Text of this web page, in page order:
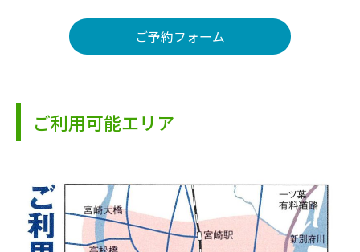
ご予約フォーム
ご利用可能エリア